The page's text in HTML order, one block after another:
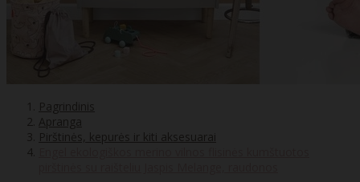
Pagrindinis
Apranga
Pirštinės, kepurės ir kiti aksesuarai